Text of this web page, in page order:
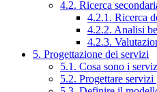
4.2. Ricerca
4.2.1. Ricerca
4.2.2. Analisi
4.2.3.
5. Progettazione dei servizi
5.1. Cosa sono i
5.2. Progettare